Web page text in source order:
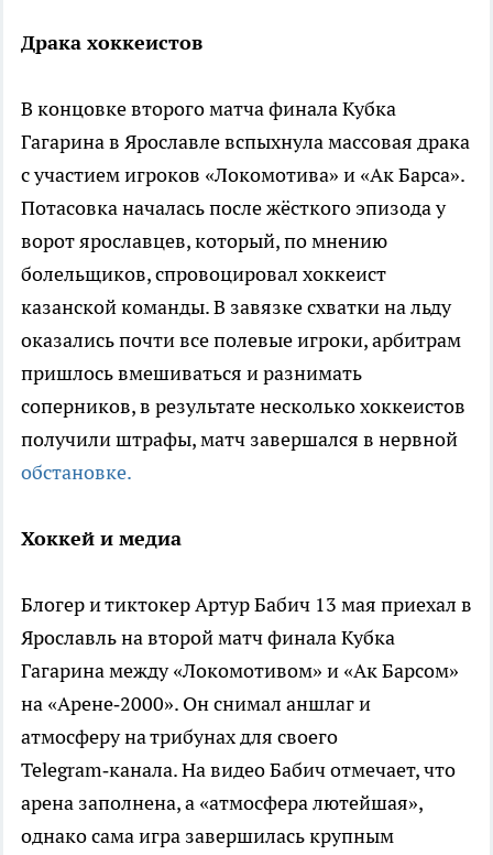
Драка хоккеистов
В концовке второго матча финала Кубка
Гагарина в Ярославле вспыхнула массовая драка
с участием игроков «Локомотива» и «Ак Барса».
Потасовка началась после жёсткого эпизода у
ворот ярославцев, который, по мнению
болельщиков, спровоцировал хоккеист
казанской команды. В завязке схватки на льду
оказались почти все полевые игроки, арбитрам
пришлось вмешиваться и разнимать
соперников, в результате несколько хоккеистов
получили штрафы, матч завершался в нервной
обстановке.
Хоккей и медиа
Блогер и тиктокер Артур Бабич 13 мая приехал в
Ярославль на второй матч финала Кубка
Гагарина между «Локомотивом» и «Ак Барсом»
на «Арене‑2000». Он снимал аншлаг и
атмосферу на трибунах для своего
Telegram‑канала. На видео Бабич отмечает, что
арена заполнена, а «атмосфера лютейшая»,
однако сама игра завершилась крупным